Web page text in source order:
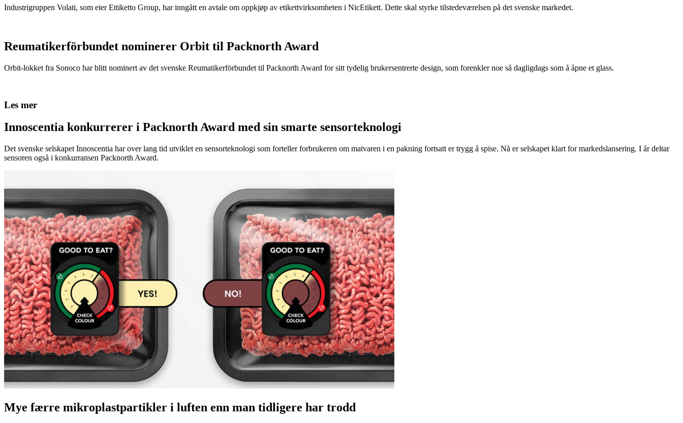
Industrigruppen Volati, som eier Ettiketto Group, har inngått en avtale om oppkjøp av etikettvirksomheten i NicEtikett. Dette skal styrke tilstedeværelsen på det svenske markedet.
Reumatikerförbundet nominerer Orbit til Packnorth Award
Orbit-lokket fra Sonoco har blitt nominert av det svenske Reumatikerförbundet til Packnorth Award for sitt tydelig brukersentrerte design, som forenkler noe så dagligdags som å åpne et glass.
Les mer
Innoscentia konkurrerer i Packnorth Award med sin smarte sensorteknologi
Det svenske selskapet Innoscentia har over lang tid utviklet en sensorteknologi som forteller forbrukeren om matvaren i en pakning fortsatt er trygg å spise. Nå er selskapet klart for markedslansering. I år deltar
sensoren også i konkurransen Packnorth Award.
Mye færre mikroplastpartikler i luften enn man tidligere har trodd